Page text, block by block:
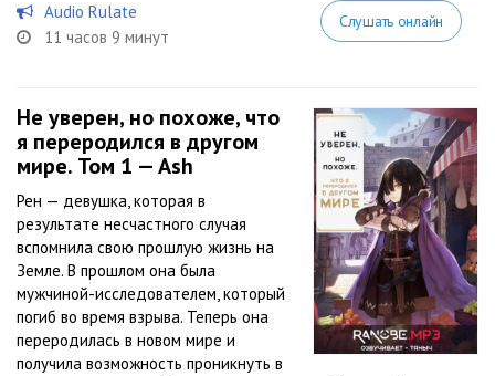
Audio Rulate
11 часов 9 минут
Слушать онлайн
Не уверен, но похоже, что
я переродился в другом
мире. Том 1 — Ash
Рен — девушка, которая в
результате несчастного случая
вспомнила свою прошлую жизнь на
Земле. В прошлом она была
мужчиной-исследователем, который
погиб во время взрыва. Теперь она
переродилась в новом мире и
получила возможность проникнуть в